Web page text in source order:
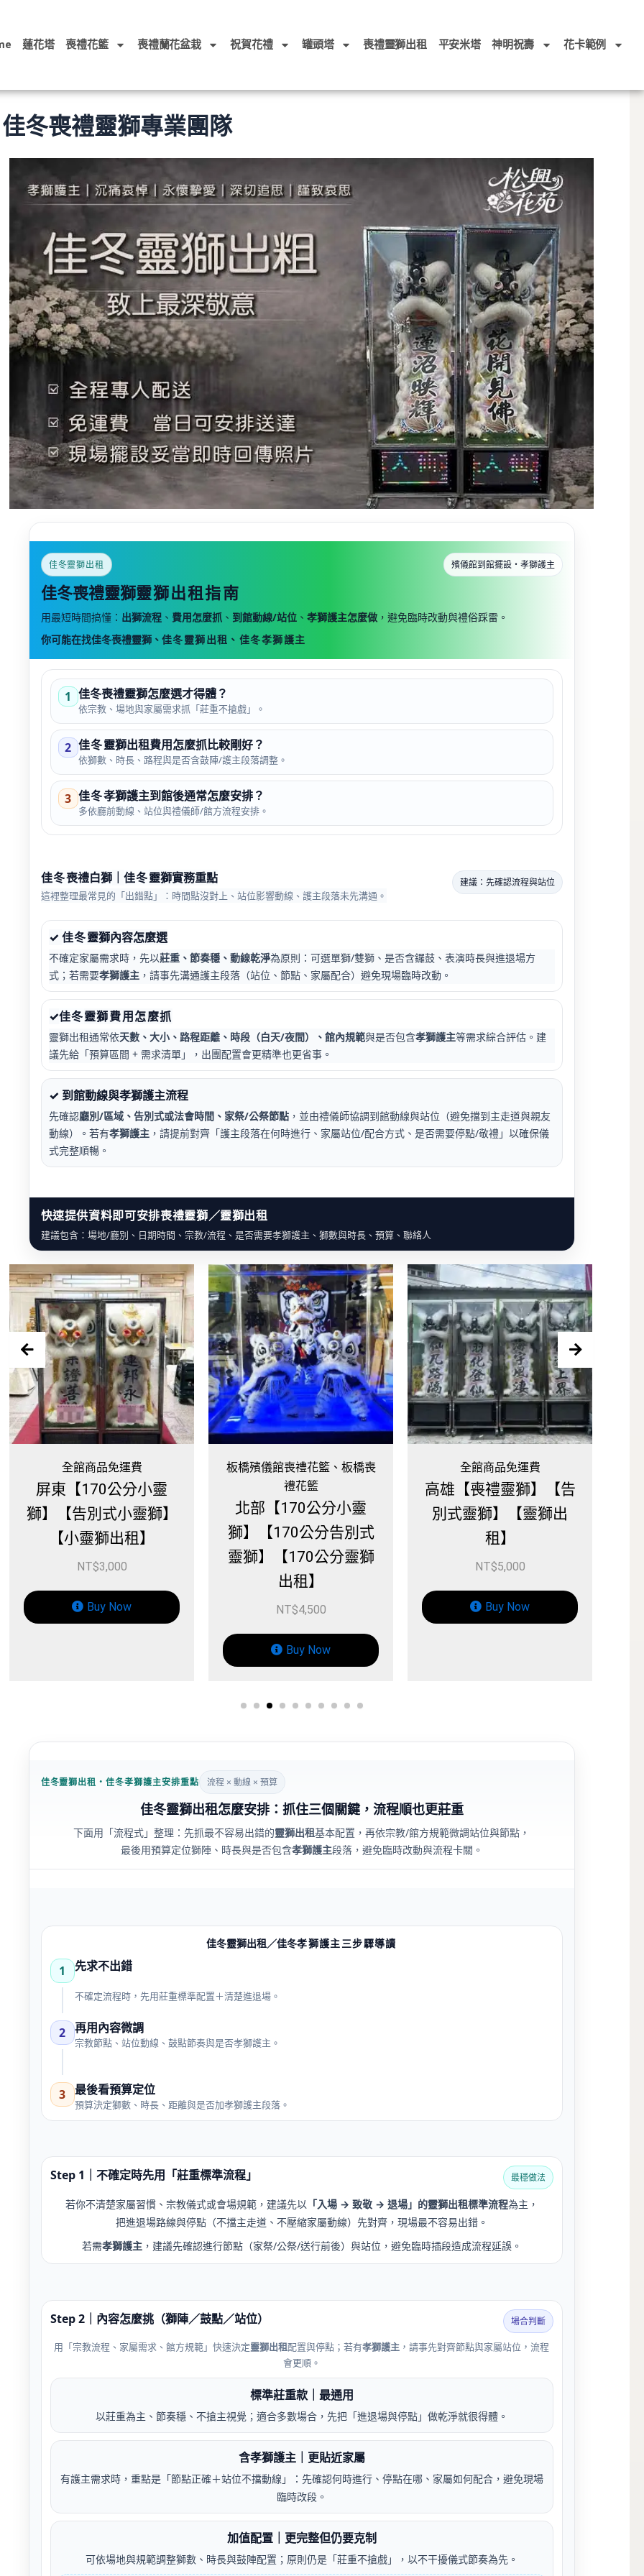
蓮花塔 喪禮花籃 喪禮蘭花盆栽 祝賀花禮 罐頭塔 喪禮靈獅出租 平安米塔 神明祝壽 花卡範例
佳冬喪禮靈獅專業團隊
佳冬靈獅出租 殯儀館到館擺設・孝獅護主
佳冬喪禮靈獅靈獅出租指南
用最短時間搞懂： 出獅流程、 費用怎麼抓、 到館動線/站位、 孝獅護主怎麼做，避免臨時改動與禮俗踩雷。
你可能在找佳冬喪禮靈獅、 佳冬靈獅出租、 佳冬孝獅護主
1 佳冬喪禮靈獅怎麼選才得體？
依宗教、場地與家屬需求抓「莊重不搶戲」。
2 佳冬靈獅出租費用怎麼抓比較剛好？
依獅數、時長、路程與是否含鼓陣/護主段落調整。
3 佳冬孝獅護主到館後通常怎麼安排？
多依廳前動線、站位與禮儀師/館方流程安排。
佳冬喪禮白獅｜ 佳冬靈獅實務重點
這裡整理最常見的「出錯點」：時間點沒對上、站位影響動線、護主段落未先溝通。
建議：先確認流程與站位
✓ 佳冬靈獅內容怎麼選
不確定家屬需求時，先以莊重、節奏穩、動線乾淨為原則：可選單獅/雙獅、是否含鑼鼓、表演時長與進退場方
式；若需要孝獅護主，請事先溝通護主段落（站位、節點、家屬配合）避免現場臨時改動。
✓佳冬靈獅費用怎麼抓
靈獅出租通常依天數、大小、路程距離、時段（白天/夜間）、館內規範與是否包含孝獅護主等需求綜合評估。建
議先給「預算區間 + 需求清單」，出團配置會更精準也更省事。
✓ 到館動線與孝獅護主流程
先確認廳別/區域、告別式或法會時間、家祭/公祭節點，並由禮儀師協調到館動線與站位（避免擋到主走道與親友
動線）。若有孝獅護主，請提前對齊「護主段落在何時進行、家屬站位/配合方式、是否需要停點/敬禮」以確保儀
式完整順暢。
快速提供資料即可安排喪禮靈獅／靈獅出租
建議包含：場地/廳別、日期時間、宗教/流程、是否需要孝獅護主、獅數與時長、預算、聯絡人
小靈
獅】
板橋殯儀館喪禮花籃、板橋喪
禮花籃
北部【170公分小靈
獅】【170公分告別式
靈獅】【170公分靈獅
4,500
全館商品免運費
高雄【喪禮靈獅】【告
別式靈獅】【靈獅出
租】
NT$5,000
全館商品免運費
屏東-【喪禮靈獅】【
別式靈獅】【靈獅出
Buy Now
佳冬靈獅出租・佳冬孝獅護主安排重點 流程 × 動線 × 預算
佳冬靈獅出租怎麼安排：抓住三個關鍵，流程順也更莊重
下面用「流程式」整理：先抓最不容易出錯的靈獅出租基本配置，再依宗教/館方規範微調站位與節點，
最後用預算定位獅陣、時長與是否包含孝獅護主段落，避免臨時改動與流程卡關。
佳冬靈獅出租／佳冬孝獅護主三步驟導讀
1 先求不出錯
不確定流程時，先用莊重標準配置＋清楚進退場。
2 再用內容微調
宗教節點、站位動線、鼓點節奏與是否孝獅護主。
3 最後看預算定位
預算決定獅數、時長、距離與是否加孝獅護主段落。
Step 1｜不確定時先用「莊重標準流程」 最穩做法
若你不清楚家屬習慣、宗教儀式或會場規範，建議先以 「入場 → 致敬 → 退場」的靈獅出租標準流程為主，
把進退場路線與停點（不擋主走道、不壓縮家屬動線）先對齊，現場最不容易出錯。
若需孝獅護主，建議先確認進行節點（家祭/公祭/送行前後）與站位，避免臨時插段造成流程延誤。
Step 2｜內容怎麼挑（獅陣／鼓點／站位） 場合判斷
用「宗教流程、家屬需求、館方規範」快速決定靈獅出租配置與停點；若有孝獅護主 ，請事先對齊節點與家屬站位，流程
會更順。
標準莊重款｜最通用
以莊重為主、節奏穩、不搶主視覺；適合多數場合，先把「進退場與停點」做乾淨就很得體。
含孝獅護主｜更貼近家屬
有護主需求時，重點是「節點正確＋站位不擋動線」：先確認何時進行、停點在哪、家屬如何配合，避免現場
臨時改段。
加值配置｜更完整但仍要克制
可依場地與規範調整獅數、時長與鼓陣配置；原則仍是「莊重不搶戲」，以不干擾儀式節奏為先。